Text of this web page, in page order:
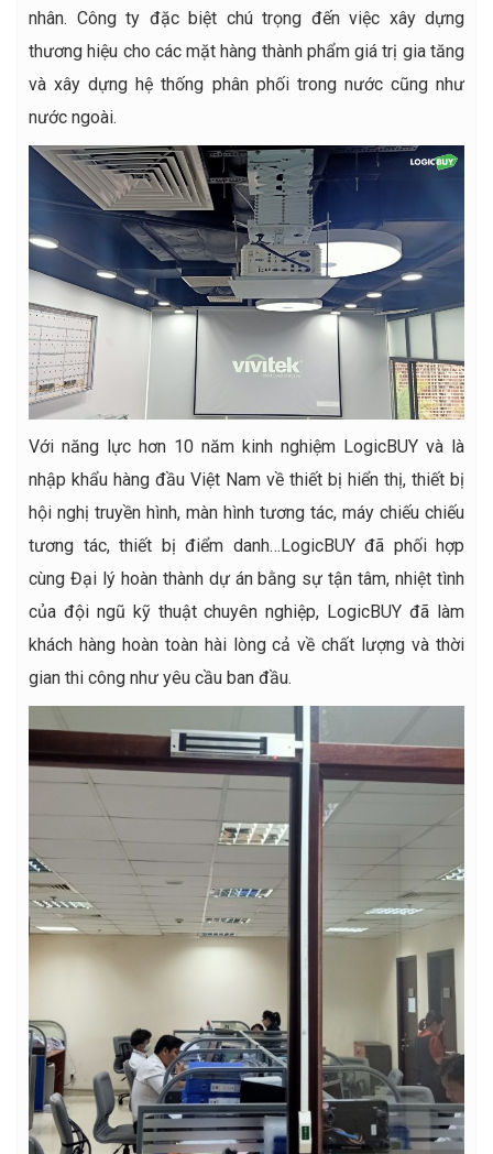
nhân. Công ty đặc biệt chú trọng đến việc xây dựng
thương hiệu cho các mặt hàng thành phẩm giá trị gia tăng
và xây dựng hệ thống phân phối trong nước cũng như
nước ngoài.
Với năng lực hơn 10 năm kinh nghiệm LogicBUY và là
nhập khẩu hàng đầu Việt Nam về thiết bị hiển thị, thiết bị
hội nghị truyền hình, màn hình tương tác, máy chiếu chiếu
tương tác, thiết bị điểm danh…LogicBUY đã phối hợp
cùng Đại lý hoàn thành dự án bằng sự tận tâm, nhiệt tình
của đội ngũ kỹ thuật chuyên nghiệp, LogicBUY đã làm
khách hàng hoàn toàn hài lòng cả về chất lượng và thời
gian thi công như yêu cầu ban đầu.